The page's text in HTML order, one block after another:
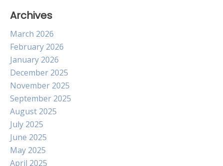
Archives
March 2026
February 2026
January 2026
December 2025
November 2025
September 2025
August 2025
July 2025
June 2025
May 2025
April 2025